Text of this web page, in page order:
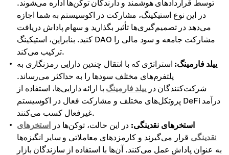
توسط قراردادهای هوشمند و دارندگان توکن‌ها اداره می‌شوند.
در این نوع استیکینگ، مشارکت در اکوسیستم به شما اجازه
می‌دهد در تصمیم‌گیری‌ها تأثیر بگذارید و سهام پاداش دریافت
کنید. بنابراین، استیکینگ DAO مشارکت جامعه و سود مالی را
ترکیب می‌کند.
ییلد فارمینگ: استراتژی که با انتقال چندین دارایی رمزنگاری به
پلتفرم‌های مختلف سودها را به حداکثر می‌رساند.
شرکت‌کنندگان درییلد فارمینگ با ارائه دارایی‌ها، استفاده از
پروتکل‌های مختلف و مشارکت فعال در اکوسیستم DeFi درآمد
غیرفعال کسب می‌کنند.
استخرهای نقدینگی: در این حالت، توکن‌ها در استخرهای
نقدینگی قرار می‌گیرند و کارمزدهای معاملاتی و سایر انگیزه‌ها
به عنوان پاداش عمل می‌کنند. آن‌ها با استفاده از سازندگان بازار